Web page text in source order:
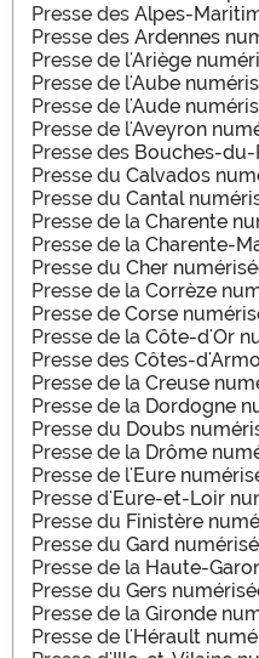
Presse des Alpes-
Presse des Ardennes
Presse de l'Ariège
Presse de l'Aube
Presse de l'Aude
Presse de l'Aveyron
Presse des Bouches-du-
Presse du Calvados
Presse du Cantal
Presse de la Charente
Presse de la Charente-
Presse du Cher
Presse de la Corrèze
Presse de Corse
Presse de la Côte-d'Or
Presse des Côtes-
Presse de la Creuse
Presse de la Dordogne
Presse du Doubs
Presse de la Drôme
Presse de l'Eure
Presse d'Eure-et-Loir
Presse du Finistère
Presse du Gard
Presse de la Haute-
Presse du Gers
Presse de la Gironde
Presse de l'Hérault